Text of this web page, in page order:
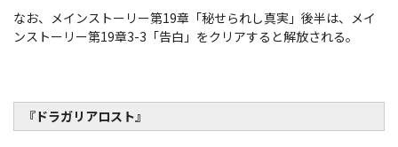
なお、メインストーリー第19章「秘せられし真実」後半は、メイ
ンストーリー第19章3-3「告白」をクリアすると解放される。
『ドラガリアロスト』